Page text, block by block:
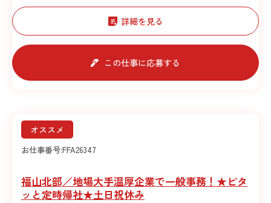
詳細を見る
この仕事に応募する
オススメ
お仕事番号:FFA26347
福山北部／地場大手温厚企業で一般事務！★ピタ
ッと定時帰社★土日祝休み